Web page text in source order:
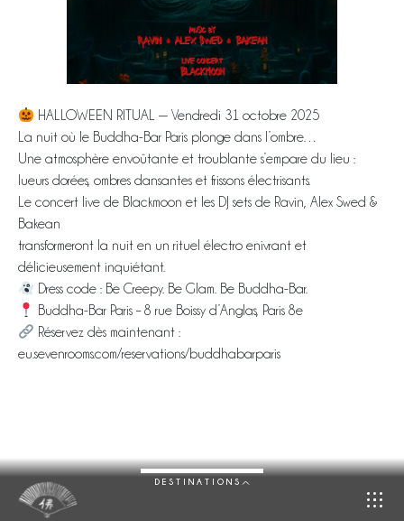
DESTINATIONS
HALLOWEEN RITUAL — Vendredi 31 octobre 2025
La nuit où le Buddha-Bar Paris plonge dans l’ombre…
Une atmosphère envoûtante et troublante s’empare du lieu :
lueurs dorées, ombres dansantes et frissons électrisants.
Le concert live de Blackmoon et les DJ sets de Ravin, Alex Swed &
Bakean
transformeront la nuit en un rituel électro enivrant et
délicieusement inquiétant.
Dress code : Be Creepy. Be Glam. Be Buddha-Bar.
Buddha-Bar Paris – 8 rue Boissy d’Anglas, Paris 8e
Réservez dès maintenant :
eu.sevenrooms.com/reservations/buddhabarparis